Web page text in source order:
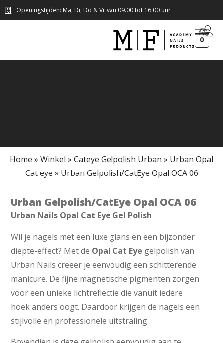
Openingstijden: Ma, Di, Do & Vr van 09.00 tot 16.00 uur
0
Home » Winkel » Cateye Gelpolish Urban » Urban Opal
Cat eye » Urban Gelpolish/CatEye Opal OCA 06
Urban Gelpolish/CatEye Opal OCA 06
Urban Nails Opal Cat Eye Gel Polish
Wil je nagels met een luxe glans en een bijzonder
diepte-effect? Met de Opal Cat Eye gelpolish van
Urban Nails creëer je eenvoudig een schitterende
manicure. De fijne magnetische pigmenten zorgen
voor een unieke lichtreflectie die vanuit iedere
hoek anders oogt. Daardoor krijgen de nagels een
stijlvolle en professionele uitstraling.